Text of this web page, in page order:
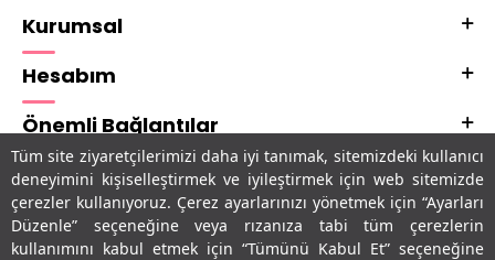
Tüm site ziyaretçilerimizi daha iyi tanımak, sitemizdeki kullanıcı
deneyimini kişiselleştirmek ve iyileştirmek için web sitemizde
çerezler kullanıyoruz. Çerez ayarlarınızı yönetmek için “Ayarları
Düzenle” seçeneğine veya rızanıza tabi tüm çerezlerin
kullanımını kabul etmek için “Tümünü Kabul Et” seçeneğine
Kurumsal
Hesabım
Önemli Bağlantılar
Adres & İletişim
Uygulamalarımız